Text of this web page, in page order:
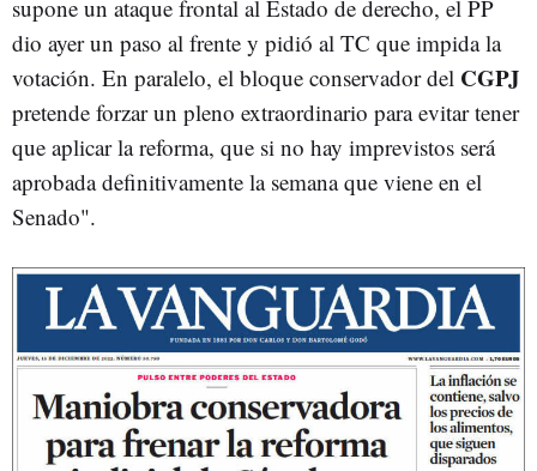
supone un ataque frontal al Estado de derecho, el PP
dio ayer un paso al frente y pidió al TC que impida la
votación. En paralelo, el bloque conservador del CGPJ
pretende forzar un pleno extraordinario para evitar tener
que aplicar la reforma, que si no hay imprevistos será
aprobada definitivamente la semana que viene en el
Senado".